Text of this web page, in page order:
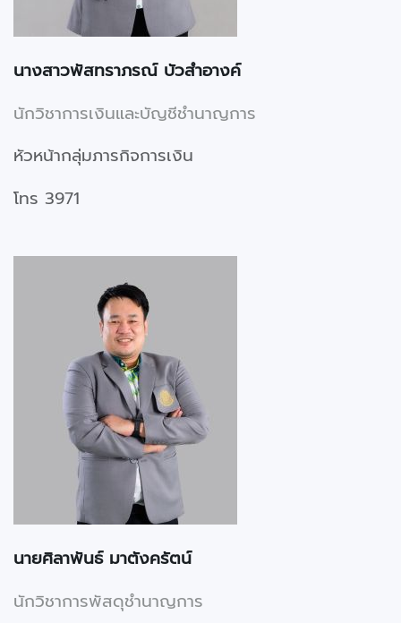
นางสาวพัสทราภรณ์ บัวสำอางค์
นักวิชาการเงินและบัญชีชำนาญการ
หัวหน้ากลุ่มภารกิจการเงิน
โทร 3971
นายศิลาพันธ์ มาตังครัตน์
นักวิชาการพัสดุชำนาญการ